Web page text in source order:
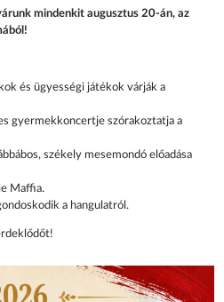
mindenkit augusztus 20-án, az
és ügyességi játékok várják a
gyermekkoncertje szórakoztatja a
székely mesemondó előadása
Maffia.
a hangulatról.